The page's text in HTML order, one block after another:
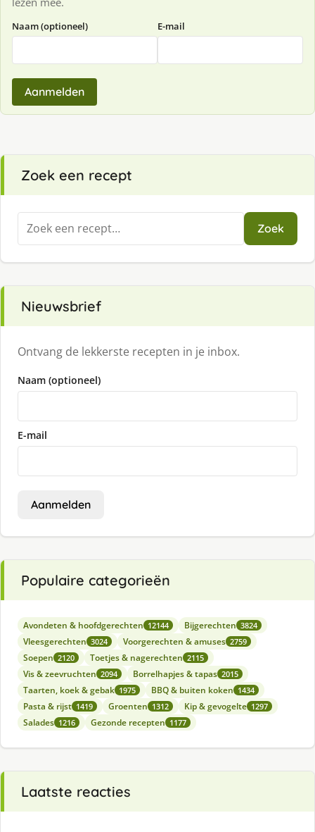
Naam (optioneel) E-mail
Aanmelden
Zoek een recept
Zoeken
naar:
Zoek
Nieuwsbrief
Ontvang de lekkerste recepten in je inbox.
Naam (optioneel)
E-mail
Aanmelden
Populaire categorieën
Avondeten & hoofdgerechten 12144 Bijgerechten 3824
Vleesgerechten 3024 Voorgerechten & amuses 2759
Soepen 2120 Toetjes & nagerechten 2115
Vis & zeevruchten 2094 Borrelhapjes & tapas 2015
Taarten, koek & gebak 1975 BBQ & buiten koken 1434
Pasta & rijst 1419 Groenten 1312 Kip & gevogelte 1297
Salades 1216 Gezonde recepten 1177
Laatste reacties